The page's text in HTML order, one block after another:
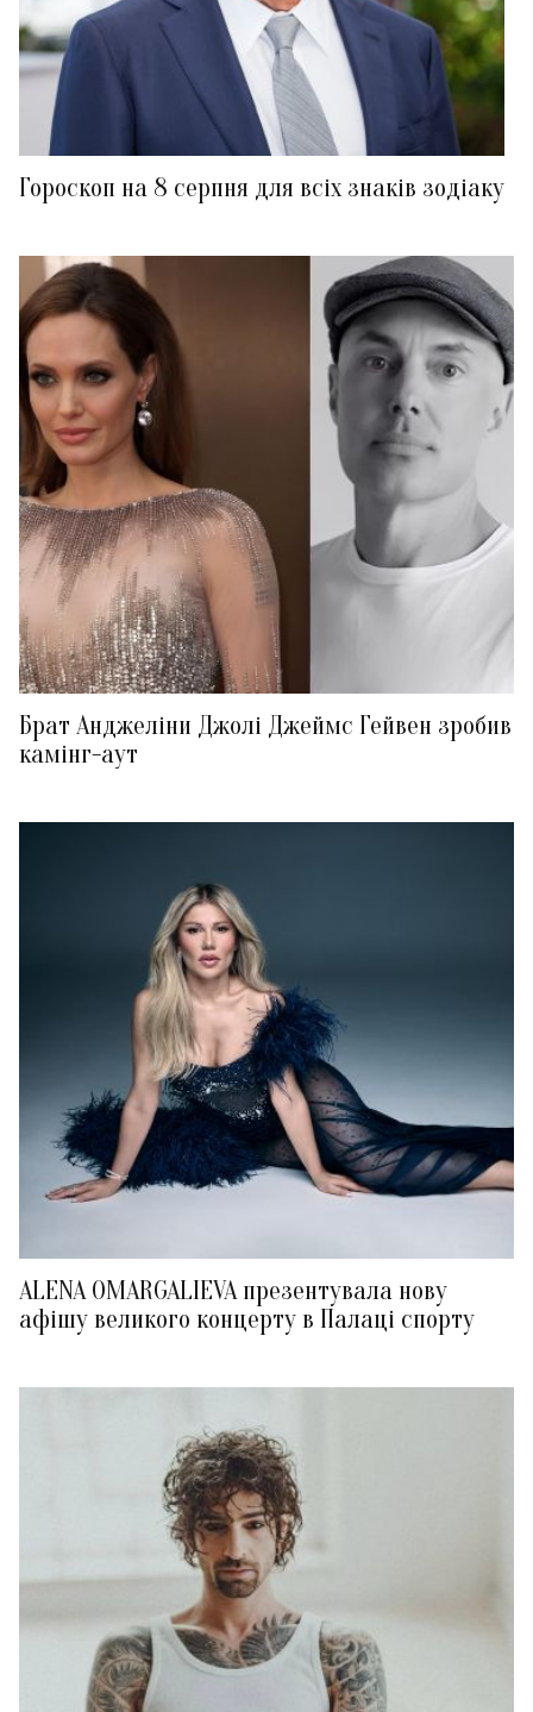
Гороскоп на 8 серпня для всіх знаків зодіаку
Брат Анджеліни Джолі Джеймс Гейвен зробив
камінг-аут
ALENA OMARGALIEVA презентувала нову
афішу великого концерту в Палаці спорту